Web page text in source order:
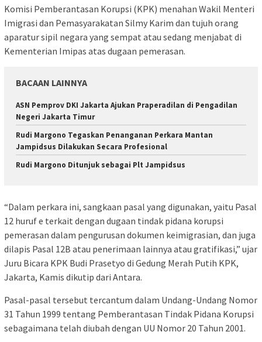
Komisi Pemberantasan Korupsi (KPK) menahan Wakil Menteri
Imigrasi dan Pemasyarakatan Silmy Karim dan tujuh orang
aparatur sipil negara yang sempat atau sedang menjabat di
Kementerian Imipas atas dugaan pemerasan.
BACAAN LAINNYA
ASN Pemprov DKI Jakarta Ajukan Praperadilan di Pengadilan
Negeri Jakarta Timur
Rudi Margono Tegaskan Penanganan Perkara Mantan
Jampidsus Dilakukan Secara Profesional
Rudi Margono Ditunjuk sebagai Plt Jampidsus
“Dalam perkara ini, sangkaan pasal yang digunakan, yaitu Pasal
12 huruf e terkait dengan dugaan tindak pidana korupsi
pemerasan dalam pengurusan dokumen keimigrasian, dan juga
dilapis Pasal 12B atau penerimaan lainnya atau gratifikasi,” ujar
Juru Bicara KPK Budi Prasetyo di Gedung Merah Putih KPK,
Jakarta, Kamis dikutip dari Antara.
Pasal-pasal tersebut tercantum dalam Undang-Undang Nomor
31 Tahun 1999 tentang Pemberantasan Tindak Pidana Korupsi
sebagaimana telah diubah dengan UU Nomor 20 Tahun 2001.